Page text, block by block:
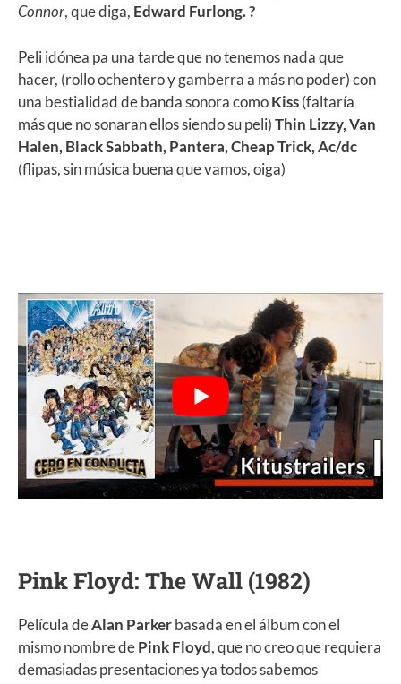
Connor, que diga, Edward Furlong. ?
Peli idónea pa una tarde que no tenemos nada que
hacer, (rollo ochentero y gamberra a más no poder) con
una bestialidad de banda sonora comoKiss(faltaría
más que no sonaran ellos siendo su peli)Thin Lizzy, Van
Halen, Black Sabbath, Pantera, Cheap Trick, Ac/dc
(flipas, sin música buena que vamos, oiga)
Pink Floyd: The Wall (1982)
Película deAlan Parkerbasada en el álbum con el
mismo nombre dePink Floyd, que no creo que requiera
demasiadas presentaciones ya todos sabemos